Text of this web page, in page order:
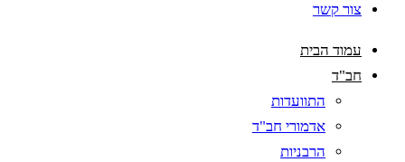
צור קשר
עמוד הבית
חב"ד
התוועדות
אדמורי חב"ד
הרבניות